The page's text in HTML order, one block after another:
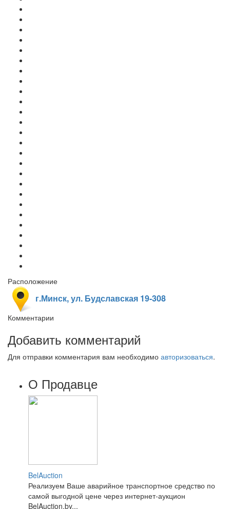
Расположение
г.Минск, ул. Будславская 19-308
Комментарии
Добавить комментарий
Для отправки комментария вам необходимо авторизоваться.
О Продавце
BelAuction
Реализуем Ваше аварийное транспортное средство по
самой выгодной цене через интернет-аукцион
BelAuction.by...